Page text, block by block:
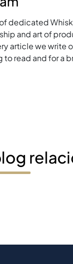
dedicated
and art of
article we write
to read and for a